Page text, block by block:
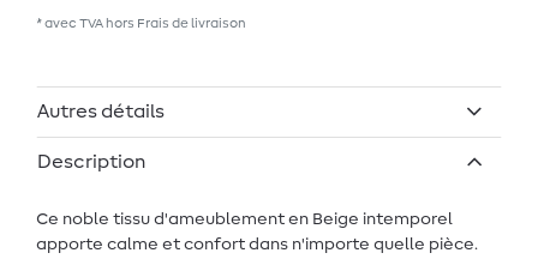
* avec TVA hors Frais de livraison
Autres détails
Description
Ce noble tissu d'ameublement en Beige intemporel
apporte calme et confort dans n'importe quelle pièce.